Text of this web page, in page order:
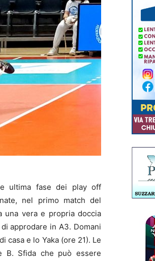
ultima fase dei play off
nel primo match del
vera e propria doccia
approdare in A3. Domani
casa e lo Yaka (ore 21). Le
B. Sfida che può essere